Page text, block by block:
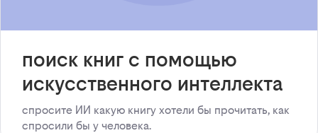
поиск книг с помощью
искусственного интеллекта
спросите ИИ какую книгу хотели бы прочитать, как
спросили бы у человека.